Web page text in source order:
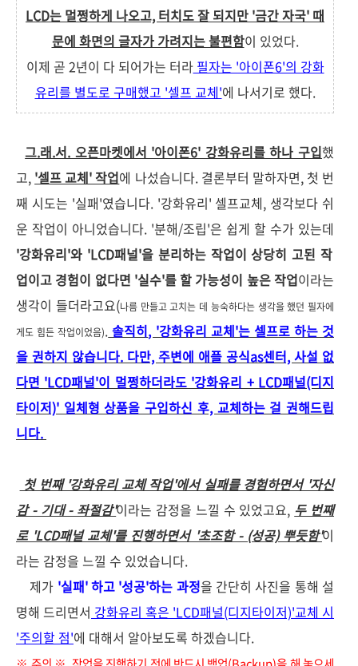
LCD는 멀쩡하게 나오고, 터치도 잘 되지만 '금간 자국' 때
문에 화면의 글자가 가려지는 불편함이 있었다.
이제 곧 2년이 다 되어가는 터라필자는 '아이폰6'의 강화
유리를 별도로 구매했고 '셀프 교체'에 나서기로 했다.
그.래.서. 오픈마켓에서 '아이폰6' 강화유리를 하나 구입했
고, '셀프 교체' 작업에 나섰습니다. 결론부터 말하자면, 첫 번
째 시도는 '실패'였습니다. '강화유리' 셀프교체, 생각보다 쉬
운 작업이 아니었습니다. '분해/조립'은 쉽게 할 수가 있는데
'강화유리'와 'LCD패널'을 분리하는 작업이 상당히 고된 작
업이고 경험이 없다면 '실수'를 할 가능성이 높은 작업이라는
생각이 들더라고요(나름 만들고 고치는 데 능숙하다는 생각을 했던 필자에
게도 힘든 작업이었음). 솔직히, '강화유리 교체'는 셀프로 하는 것
을 권하지 않습니다. 다만, 주변에 애플 공식as센터, 사설 없
다면 'LCD패널'이 멀쩡하더라도 '강화유리 + LCD패널(디지
타이저)' 일체형 상품을 구입하신 후, 교체하는 걸 권해드립
니다.
첫 번째 '강화유리 교체 작업'에서 실패를 경험하면서 '자신
감 - 기대 - 좌절감'이라는 감정을 느낄 수 있었고요, 두 번째
로 'LCD패널 교체'를 진행하면서 '초조함 - (성공) 뿌듯함'이
라는 감정을 느낄 수 있었습니다.
제가 '실패' 하고 '성공'하는 과정을 간단히 사진을 통해 설
명해 드리면서 강화유리 혹은 'LCD패널(디지타이저)'교체 시
'주의할 점'에 대해서 알아보도록 하겠습니다.